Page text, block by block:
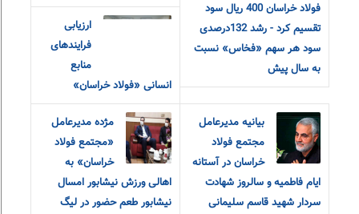
فولاد خراسان 400 ریال سود
تقسیم کرد - رشد 132درصدی
سود هر سهم «فخاس» نسبت
به سال پیش
ارزیابی
فرایندهای
منابع
انسانی «فولاد خراسان»
بیانیه مدیرعامل
مجتمع فولاد
خراسان در آستانه
ایام فاطمیه و سالروز شهادت
سردار شهید قاسم سلیمانی
مژده مدیرعامل
«مجتمع فولاد
خراسان» به
اهالی ورزش نیشابور امسال
نیشابور طعم حضور در لیگ